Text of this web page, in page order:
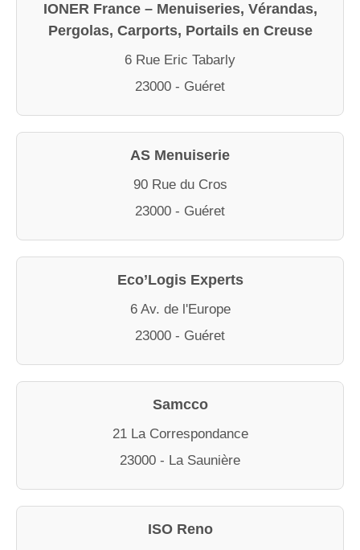
IONER France – Menuiseries, Vérandas,
Pergolas, Carports, Portails en Creuse
6 Rue Eric Tabarly
23000 - Guéret
AS Menuiserie
90 Rue du Cros
23000 - Guéret
Eco’Logis Experts
6 Av. de l'Europe
23000 - Guéret
Samcco
21 La Correspondance
23000 - La Saunière
ISO Reno